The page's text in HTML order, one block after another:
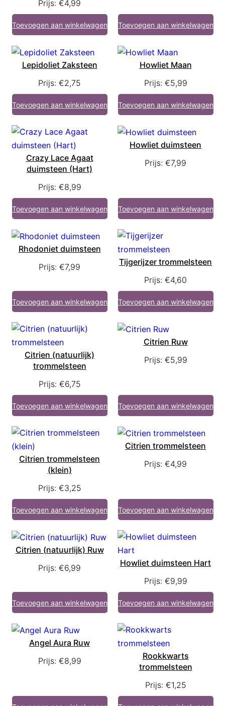
Prijs: €4,99
Toevoegen aan winkelwagen Toevoegen aan winkelwagen
Lepidoliet Zaksteen
Prijs: €2,75
Toevoegen aan winkelwagen
Howliet Maan
Prijs: €5,99
Toevoegen aan winkelwagen
Crazy Lace Agaat
duimsteen (Hart)
Prijs: €8,99
Toevoegen aan winkelwagen
Howliet duimsteen
Prijs: €7,99
Toevoegen aan winkelwagen
Rhodoniet duimsteen
Prijs: €7,99
Toevoegen aan winkelwagen
Tijgerijzer trommelsteen
Prijs: €4,60
Toevoegen aan winkelwagen
Citrien (natuurlijk)
trommelsteen
Prijs: €6,75
Toevoegen aan winkelwagen
Citrien Ruw
Prijs: €5,99
Toevoegen aan winkelwagen
Citrien trommelsteen
(klein)
Prijs: €3,25
Toevoegen aan winkelwagen
Citrien trommelsteen
Prijs: €4,99
Toevoegen aan winkelwagen
Citrien (natuurlijk) Ruw
Prijs: €6,99
Toevoegen aan winkelwagen
Howliet duimsteen Hart
Prijs: €9,99
Toevoegen aan winkelwagen
Angel Aura Ruw
Prijs: €8,99
Rookkwarts
trommelsteen
Prijs: €1,25